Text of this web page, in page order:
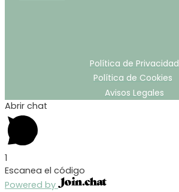
Política de Privacidad
Política de Cookies
Avisos Legales
Abrir chat
1
Escanea el código
Powered by